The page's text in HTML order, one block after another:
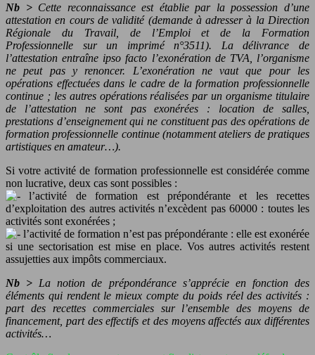
Nb >Cette reconnaissance est établie par la possession d’une
attestation en cours de validité (demande à adresser à la Direction
Régionale du Travail, de l’Emploi et de la Formation
Professionnelle sur un imprimé n°3511). La délivrance de
l’attestation entraîne ipso facto l’exonération de TVA, l’organisme
ne peut pas y renoncer. L’exonération ne vaut que pour les
opérations effectuées dans le cadre de la formation professionnelle
continue ; les autres opérations réalisées par un organisme titulaire
de l’attestation ne sont pas exonérées : location de salles,
prestations d’enseignement qui ne constituent pas des opérations de
formation professionnelle continue (notamment ateliers de pratiques
artistiques en amateur…).
Si votre activité de formation professionnelle est considérée comme
non lucrative, deux cas sont possibles :
l’activité de formation est prépondérante et les recettes
d’exploitation des autres activités n’excèdent pas 60000 : toutes les
activités sont exonérées ;
l’activité de formation n’est pas prépondérante : elle est exonérée
si une sectorisation est mise en place. Vos autres activités restent
assujetties aux impôts commerciaux.
Nb > La notion de prépondérance s’apprécie en fonction des
éléments qui rendent le mieux compte du poids réel des activités :
part des recettes commerciales sur l’ensemble des moyens de
financement, part des effectifs et des moyens affectés aux différentes
activités…